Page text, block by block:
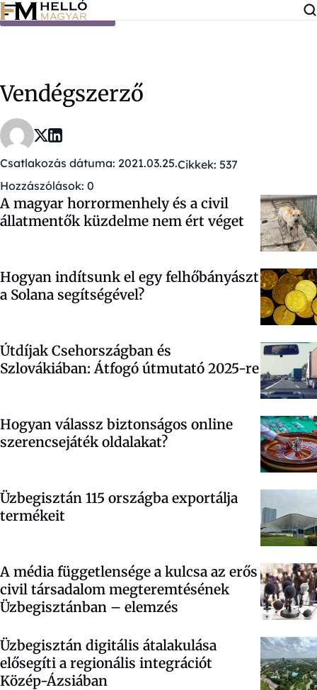
Ugrás a tartalomra
Vendégszerző
Csatlakozás dátuma: 2021.03.25.Cikkek: 537
Hozzászólások: 0
A magyar horrormenhely és a civil
állatmentők küzdelme nem ért véget
Hogyan indítsunk el egy felhőbányászt
a Solana segítségével?
Útdíjak Csehországban és
Szlovákiában: Átfogó útmutató 2025-re
Hogyan válassz biztonságos online
szerencsejáték oldalakat?
Üzbegisztán 115 országba exportálja
termékeit
A média függetlensége a kulcsa az erős
civil társadalom megteremtésének
Üzbegisztánban – elemzés
Üzbegisztán digitális átalakulása
elősegíti a regionális integrációt
Közép-Ázsiában